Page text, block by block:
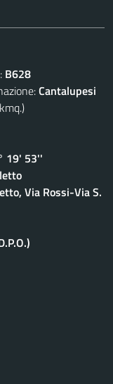
B628
Cantalupesi
19' 53''
Via Rossi-Via S.